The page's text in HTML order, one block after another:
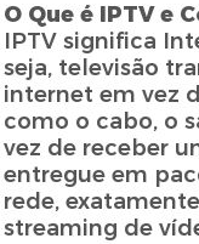
O Que é IPTV e
IPTV significa
seja, televisão
internet em vez
como o cabo, o
vez de receber
entregue em
rede,
streaming de